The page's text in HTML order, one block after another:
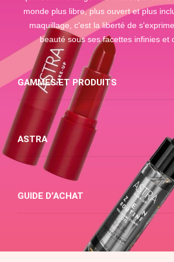
monde plus libre, plus ouvert et plus
maquillage, c'est la liberté de
beauté sous ses facettes infinies et
GAMMES ET PRODUITS
ASTRA
GUIDE D’ACHAT